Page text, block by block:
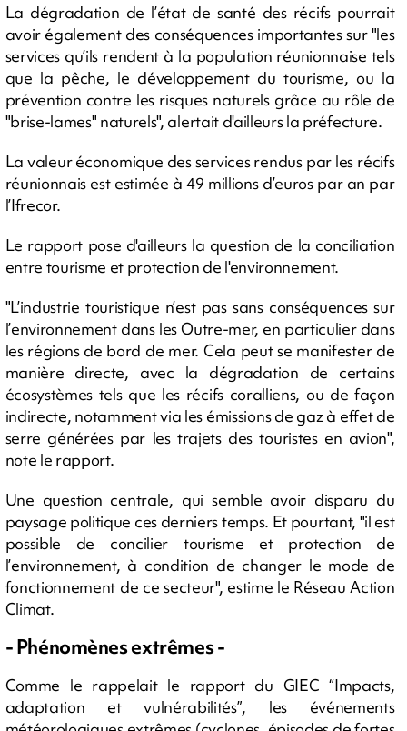
La dégradation de l’état de santé des récifs pourrait
avoir également des conséquences importantes sur "les
services qu’ils rendent à la population réunionnaise tels
que la pêche, le développement du tourisme, ou la
prévention contre les risques naturels grâce au rôle de
"brise-lames" naturels", alertait d'ailleurs la préfecture.
La valeur économique des services rendus par les récifs
réunionnais est estimée à 49 millions d’euros par an par
l’Ifrecor.
Le rapport pose d'ailleurs la question de la conciliation
entre tourisme et protection de l'environnement.
"L’industrie touristique n’est pas sans conséquences sur
l’environnement dans les Outre-mer, en particulier dans
les régions de bord de mer. Cela peut se manifester de
manière directe, avec la dégradation de certains
écosystèmes tels que les récifs coralliens, ou de façon
indirecte, notamment via les émissions de gaz à effet de
serre générées par les trajets des touristes en avion",
note le rapport.
Une question centrale, qui semble avoir disparu du
paysage politique ces derniers temps. Et pourtant, "il est
possible de concilier tourisme et protection de
l’environnement, à condition de changer le mode de
fonctionnement de ce secteur", estime le Réseau Action
Climat.
- Phénomènes extrêmes -
Comme le rappelait le rapport du GIEC “Impacts,
adaptation et vulnérabilités”, les événements